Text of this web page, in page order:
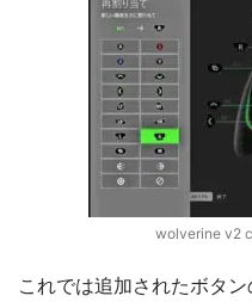
wolverine v2
これでは追加されたボタ